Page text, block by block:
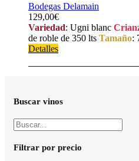
Bodegas Delamain
129,00€
Variedad: Ugni blanc
de roble de 350 lts Tamaño:
Detalles
Buscar vinos
Filtrar por precio